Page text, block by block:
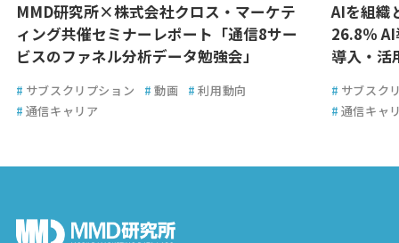
MMD研究所×株式会社クロス・マーケテ
ィング共催セミナーレポート「通信8サー
ビスのファネル分析データ勉強会」
# サブスクリプション # 動画 # 利用動向
# 通信キャリア
AIを組織
26.8％
導入・活
# サブスク
# 通信キャ